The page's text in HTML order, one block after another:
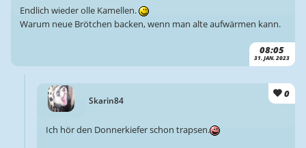
08:05
31. JAN. 2023
Endlich wieder olle Kamellen.
Warum neue Brötchen backen, wenn man alte aufwärmen kann.
Skarin84
0
Ich hör den Donnerkiefer schon trapsen.